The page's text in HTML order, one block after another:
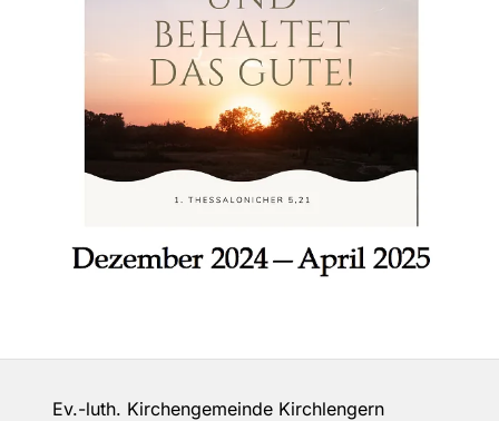
Ev.-luth. Kirchengemeinde Kirchlengern